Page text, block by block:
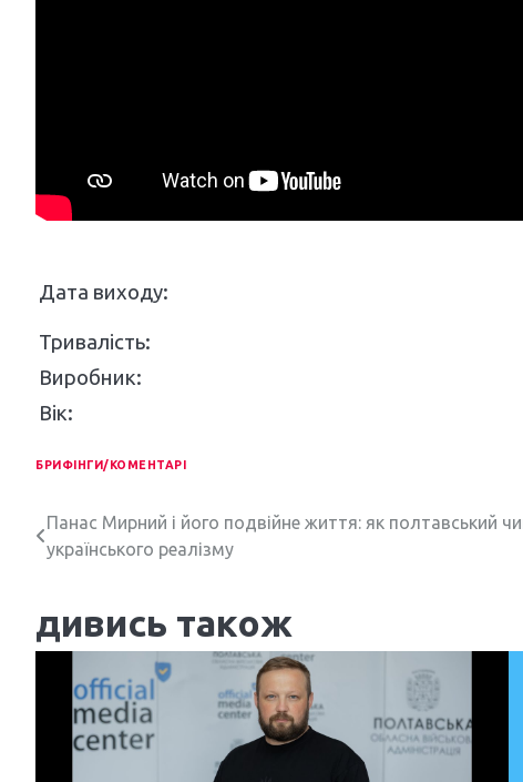
Дата виходу:
Тривалість:
Виробник:
Вік:
БРИФІНГИ/КОМЕНТАРІ
Н
а
і
Панас Мирний і його подвійне життя: як полтавський
українського реалізму
дивись також